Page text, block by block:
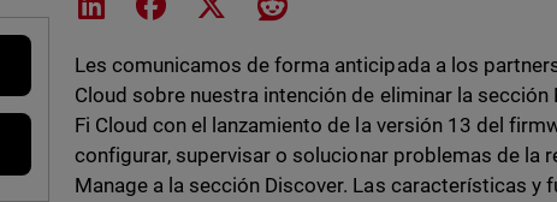
Les comunicamos de forma anticipada a los
Cloud sobre nuestra intención de eliminar la
Fi Cloud con el lanzamiento de la versión 13 del
configurar, supervisar o solucionar problemas de la
Manage a la sección Discover. Las características y